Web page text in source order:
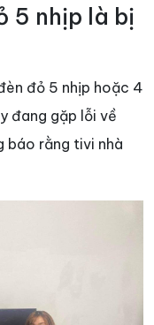
5 nhịp là bị
đỏ 5 nhịp hoặc 4
đang gặp lỗi về
báo rằng tivi nhà